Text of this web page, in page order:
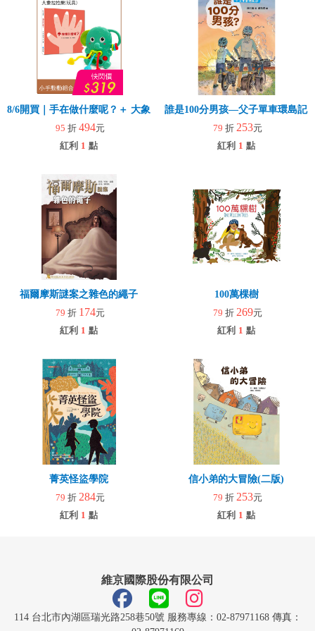
8/6開買｜手在做什麼呢？＋ 大象拉拉樂(玩具)
95 折 494元
紅利 1 點
誰是100分男孩—父子單車環島記
79 折 253元
紅利 1 點
福爾摩斯謎案之雜色的繩子
79 折 174元
紅利 1 點
100萬棵樹
79 折 269元
紅利 1 點
菁英怪盜學院
79 折 284元
紅利 1 點
信小弟的大冒險(二版)
79 折 253元
紅利 1 點
維京國際股份有限公司
114 台北市內湖區瑞光路258巷50號 服務專線：02-87971168 傳真：